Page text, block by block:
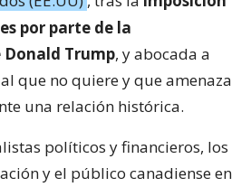
por parte de la
Trump, y abocada a
que no quiere y que amenaza
una relación histórica.
políticos y financieros, los
y el público canadiense en